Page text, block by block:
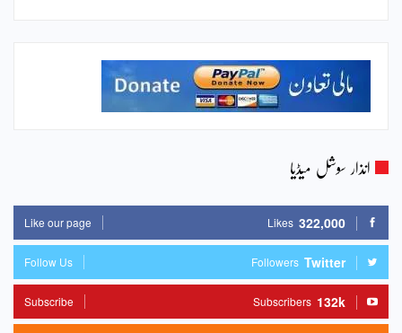
انذار سوشل میڈیا
322,000
Likes
Like our page
Twitter
Followers
Follow Us
132k
Subscribers
Subscribe